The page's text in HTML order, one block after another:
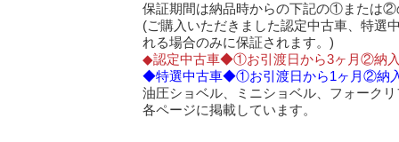
保証期間は納品時からの下記の①または②
(ご購入いただきました認定中古車、特選
れる場合のみに保証されます。)
◆認定中古車◆①お引渡日から3ヶ月②納入
◆特選中古車◆①お引渡日から1ヶ月②納
油圧ショベル、ミニショベル、フォーク
各ページに掲載しています。